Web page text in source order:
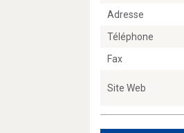
Adresse
Téléphone
Fax
Site Web